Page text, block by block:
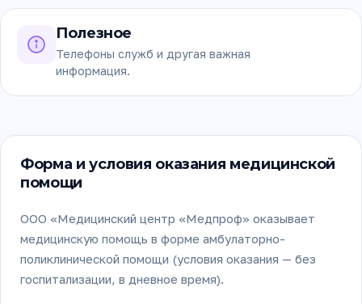
Полезное
Телефоны служб и другая важная
информация.
Форма и условия оказания медицинской
помощи
ООО «Медицинский центр «Медпроф» оказывает
медицинскую помощь в форме амбулаторно-
поликлинической помощи (условия оказания — без
госпитализации, в дневное время).